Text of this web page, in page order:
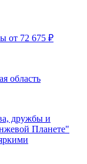
от 72 675 ₽
область
дружбы и
Планете"